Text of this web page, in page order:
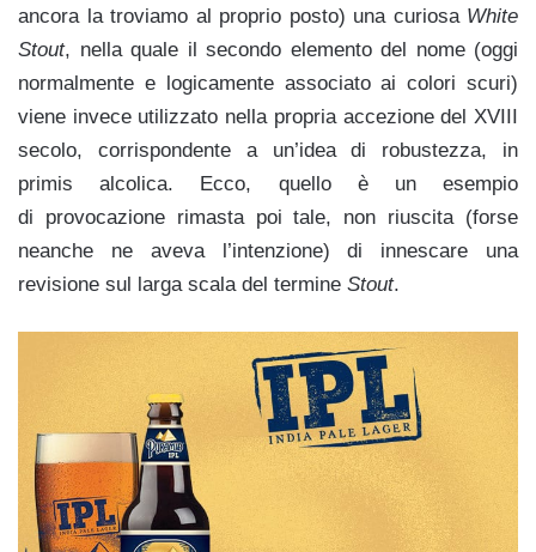
ancora la troviamo al proprio posto) una curiosa White
Stout, nella quale il secondo elemento del nome (oggi
normalmente e logicamente associato ai colori scuri)
viene invece utilizzato nella propria accezione del XVIII
secolo, corrispondente a un’idea di robustezza, in
primis alcolica. Ecco, quello è un esempio
di provocazione rimasta poi tale, non riuscita (forse
neanche ne aveva l’intenzione) di innescare una
revisione sul larga scala del termine Stout.